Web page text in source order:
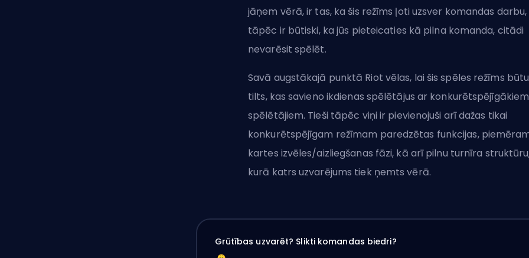
jāņem vērā, ir tas, ka šis režīms ļoti uzsver komandas darbu,
tāpēc ir būtiski, ka jūs pieteicaties kā pilna komanda, citādi
nevarēsit spēlēt.
Savā augstākajā punktā Riot vēlas, lai šis spēles režīms
tilts, kas savieno ikdienas spēlētājus ar konkurētspējīgākiem
spēlētājiem. Tieši tāpēc viņi ir pievienojuši arī dažas tikai
konkurētspējīgam režīmam paredzētas funkcijas,
kartes izvēles/aizliegšanas fāzi, kā arī pilnu turnīra
kurā katrs uzvarējums tiek ņemts vērā.
Grūtības uzvarēt? Slikti komandas biedri?